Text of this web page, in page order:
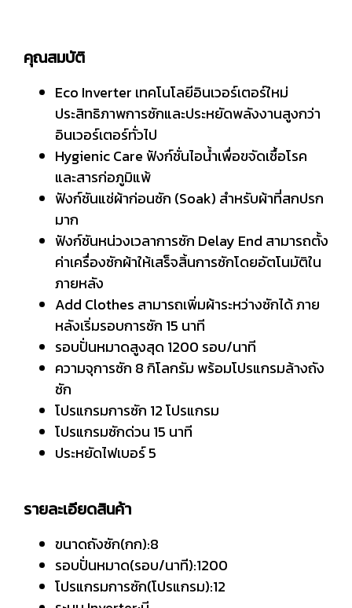
คุณสมบัติ
Eco Inverter เทคโนโลยีอินเวอร์เตอร์ใหม่
ประสิทธิภาพการซักและประหยัดพลังงานสูงกว่า
อินเวอร์เตอร์ทั่วไป
Hygienic Care ฟังก์ชั่นไอน้ำเพื่อขจัดเชื้อโรค
และสารก่อภูมิแพ้
ฟังก์ชันแช่ผ้าก่อนซัก (Soak) สำหรับผ้าที่สกปรก
มาก
ฟังก์ชันหน่วงเวลาการซัก Delay End สามารถตั้ง
ค่าเครื่องซักผ้าให้เสร็จสิ้นการซักโดยอัตโนมัติใน
ภายหลัง
Add Clothes สามารถเพิ่มผ้าระหว่างซักได้ ภาย
หลังเริ่มรอบการซัก 15 นาที
รอบปั่นหมาดสูงสุด 1200 รอบ/นาที
ความจุการซัก 8 กิโลกรัม พร้อมโปรแกรมล้างถัง
ซัก
โปรแกรมการซัก 12 โปรแกรม
โปรแกรมซักด่วน 15 นาที
ประหยัดไฟเบอร์ 5
รายละเอียดสินค้า
ขนาดถังซัก(กก):8
รอบปั่นหมาด(รอบ/นาที):1200
โปรแกรมการซัก(โปรแกรม):12